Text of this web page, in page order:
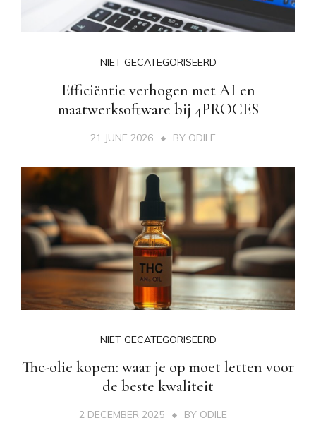
NIET GECATEGORISEERD
Efficiëntie verhogen met AI en
maatwerksoftware bij 4PROCES
21 JUNE 2026 BY ODILE
NIET GECATEGORISEERD
Thc-olie kopen: waar je op moet letten voor
de beste kwaliteit
2 DECEMBER 2025 BY ODILE